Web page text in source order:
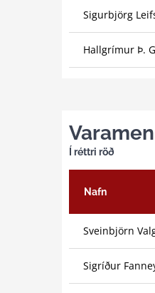
Sigurbjörg
Hallgrímur Þ.
Í réttri röð
Nafn
Sveinbjörn
Sigríður